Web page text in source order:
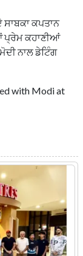
ਸਾਬਕਾ ਕਪਤਾਨ
ਪ੍ਰੇਮ ਕਹਾਣੀਆਂ
ਨਾਲ ਡੇਟਿੰਗ
with Modi at